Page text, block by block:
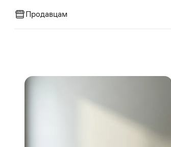
Продавцам